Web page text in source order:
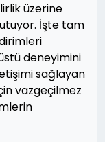
üzerine
İşte tam
deneyimini
sağlayan
vazgeçilmez